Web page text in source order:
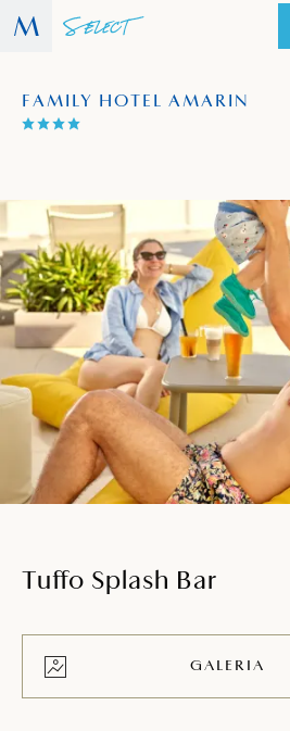
FAMILY HOTEL AMARIN
Tuffo Splash Bar
GALERIA